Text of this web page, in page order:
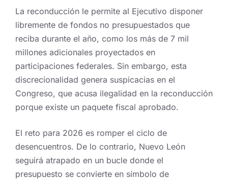
La reconducción le permite al Ejecutivo disponer
libremente de fondos no presupuestados que
reciba durante el año, como los más de 7 mil
millones adicionales proyectados en
participaciones federales. Sin embargo, esta
discrecionalidad genera suspicacias en el
Congreso, que acusa ilegalidad en la reconducción
porque existe un paquete fiscal aprobado.
El reto para 2026 es romper el ciclo de
desencuentros. De lo contrario, Nuevo León
seguirá atrapado en un bucle donde el
presupuesto se convierte en símbolo de